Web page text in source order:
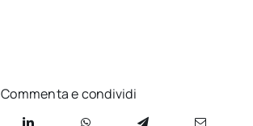
Commenta e condividi